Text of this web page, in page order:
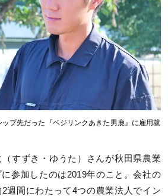
プ先だった『ベジリンクあきた男鹿』に雇用就
すずき・ゆうた）さんが秋田県農業
参加したのは2019年のこと。会社の
週間にわたって4つの農業法人でイン